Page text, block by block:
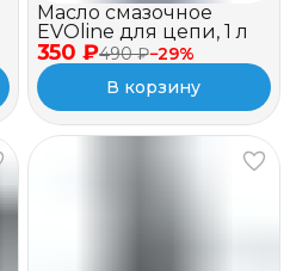
350 ₽490 ₽−29%
Масло смазочное
EVOline для цепи, 1 л
В корзину